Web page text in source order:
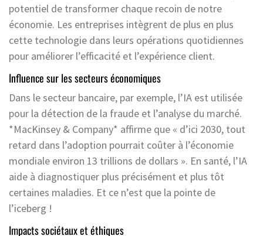
potentiel de transformer chaque recoin de notre
économie. Les entreprises intègrent de plus en plus
cette technologie dans leurs opérations quotidiennes
pour améliorer l’efficacité et l’expérience client.
Influence sur les secteurs économiques
Dans le secteur bancaire, par exemple, l’IA est utilisée
pour la détection de la fraude et l’analyse du marché.
*MacKinsey & Company* affirme que « d’ici 2030, tout
retard dans l’adoption pourrait coûter à l’économie
mondiale environ 13 trillions de dollars ». En santé, l’IA
aide à diagnostiquer plus précisément et plus tôt
certaines maladies. Et ce n’est que la pointe de
l’iceberg !
Impacts sociétaux et éthiques